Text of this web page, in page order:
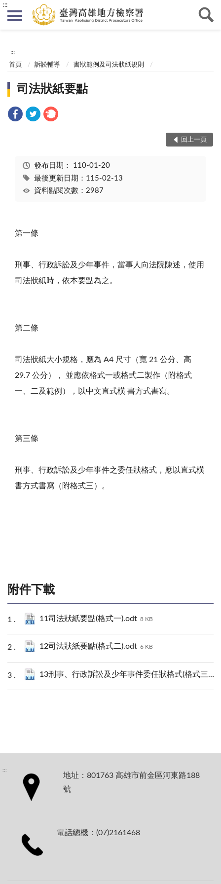
:::
:::
首頁 訴訟輔導 書狀範例及司法狀紙規則
司法狀紙要點
回上一頁
發布日期： 110-01-20
最後更新日期：115-02-13
資料點閱次數：2987
第一條
刑事、行政訴訟及少年事件，當事人向法院陳述，使用
司法狀紙時，依本要點為之。
第二條
司法狀紙大小規格，應為 A4 尺寸（寬 21 公分、高
29.7 公分）， 並應依格式一或格式二製作（附格式
一、二及範例），以中文直式橫 書方式書寫。
第三條
刑事、行政訴訟及少年事件之委任狀格式，應以直式橫
書方式書寫（附格式三）。
附件下載
11司法狀紙要點(格式一).odt 8 KB
12司法狀紙要點(格式二).odt 6 KB
13刑事、行政訴訟及少年事件委任狀格式(格式三).odt
:::
地址：801763 高雄市前金區河東路188
號
電話總機：(07)2161468